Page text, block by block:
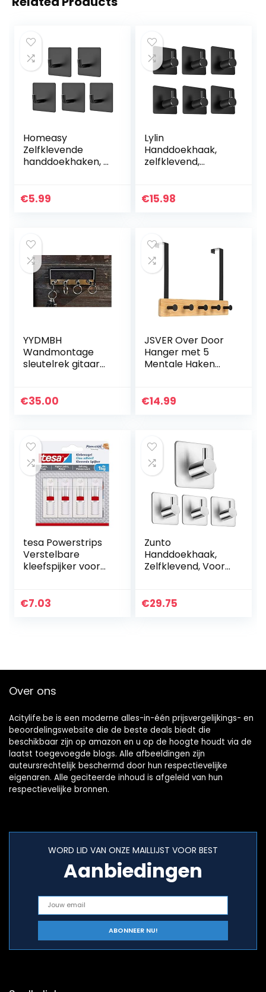
Homeasy
Zelfklevende
handdoekhaken, 5
kleefhaken,
€5.99
Lylin
Handdoekhaak,
zelfklevend,
waterbestendig,
€15.98
YYDMBH
Wandmontage
sleutelrek gitaar
opslag muur
thuis…
€35.00
JSVER Over Door
Hanger met 5
Mentale Haken
Badkamer
€14.99
tesa Powerstrips
Verstelbare
kleefspijker voor
zelfklevende nagel
€7.03
Zunto
Handdoekhaak,
Zelfklevend, Voor
€29.75
Over ons
Acitylife.be is een moderne alles-in-één prijsvergelijkings- en
beoordelingswebsite die de beste deals biedt die
beschikbaar zijn op amazon en u op de hoogte houdt via de
laatst toegevoegde blogs. Alle afbeeldingen zijn
auteursrechtelijk beschermd door hun respectievelijke
eigenaren. Alle geciteerde inhoud is afgeleid van hun
respectievelijke bronnen.
WORD LID VAN ONZE MAILLIJST VOOR BEST
Aanbiedingen